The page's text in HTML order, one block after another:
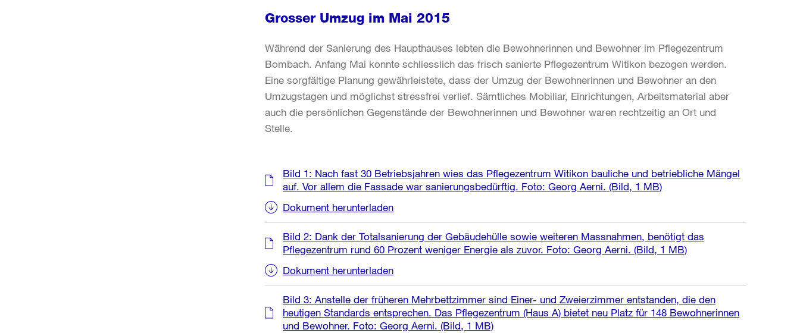
Grosser Umzug im Mai 2015
Während der Sanierung des Haupthauses lebten die Bewohnerinnen und Bewohner im Pflegezentrum
Bombach. Anfang Mai konnte schliesslich das frisch sanierte Pflegezentrum Witikon bezogen werden.
Eine sorgfältige Planung gewährleistete, dass der Umzug der Bewohnerinnen und Bewohner an den
Umzugstagen und möglichst stressfrei verlief. Sämtliches Mobiliar, Einrichtungen, Arbeitsmaterial aber
auch die persönlichen Gegenstände der Bewohnerinnen und Bewohner waren rechtzeitig an Ort und
Stelle.
Weitere
Informationen
Bild 1: Nach fast 30 Betriebsjahren wies das Pflegezentrum Witikon bauliche und betriebliche Mängel
auf. Vor allem die Fassade war sanierungsbedürftig. Foto: Georg Aerni. (Bild, 1 MB)
Dokument herunterladen
Bild 2: Dank der Totalsanierung der Gebäudehülle sowie weiteren Massnahmen, benötigt das
Pflegezentrum rund 60 Prozent weniger Energie als zuvor. Foto: Georg Aerni. (Bild, 1 MB)
Dokument herunterladen
Bild 3: Anstelle der früheren Mehrbettzimmer sind Einer- und Zweierzimmer entstanden, die den
heutigen Standards entsprechen. Das Pflegezentrum (Haus A) bietet neu Platz für 148 Bewohnerinnen
und Bewohner. Foto: Georg Aerni. (Bild, 1 MB)